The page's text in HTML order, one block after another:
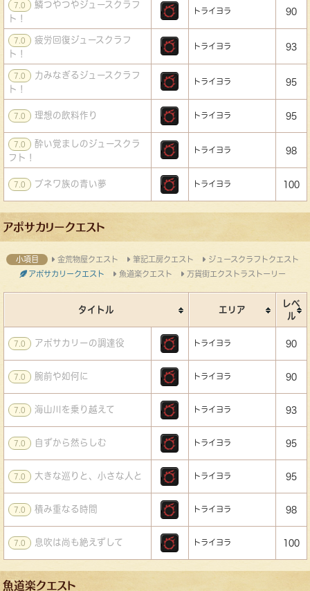
7.0
鱗つやつやジュースクラフ
ト！
トライヨラ 90
7.0
疲労回復ジュースクラフ
ト！
トライヨラ 93
7.0
力みなぎるジュースクラフ
ト！
トライヨラ 95
7.0 理想の飲料作り トライヨラ 95
7.0
酔い覚ましのジュースクラ
フト！
トライヨラ 98
7.0 ブネワ族の青い夢 トライヨラ 100
アポサカリークエスト
小項目 金荒物屋クエスト 筆記工房クエスト
ジュースクラフトクエスト
アポサカリークエスト
魚道楽クエスト 万貨街エクストラストーリー
タイトル エリア
レベ
ル
7.0 アポサカリーの調達役 トライヨラ 90
7.0 腕前や如何に トライヨラ 90
7.0 海山川を乗り越えて トライヨラ 93
7.0 自ずから然らしむ トライヨラ 95
7.0 大きな巡りと、小さな人と トライヨラ 95
7.0 積み重なる時間 トライヨラ 98
7.0 息吹は尚も絶えずして トライヨラ 100
魚道楽クエスト